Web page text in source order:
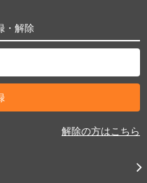
・解除
解除の方はこちら